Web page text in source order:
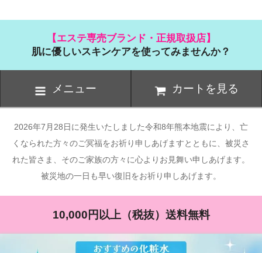
【エステ専売ブランド・正規取扱店】
肌に優しいスキンケアを使ってみませんか？
メニュー カートを見る
2026年7月28日に発生いたしました令和8年熊本地震により、亡
くなられた方々のご冥福をお祈り申しあげますとともに、被災さ
れた皆さま、そのご家族の方々に心よりお見舞い申しあげます。
被災地の一日も早い復旧をお祈り申しあげます。
10,000円以上（税抜）送料無料